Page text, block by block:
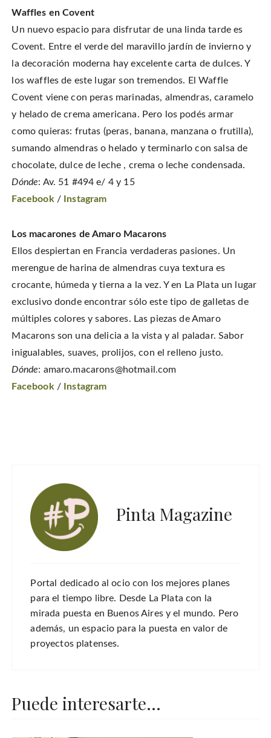
Waffles en Covent
Un nuevo espacio para disfrutar de una linda tarde es
Covent. Entre el verde del maravillo jardín de invierno y
la decoración moderna hay excelente carta de dulces. Y
los waffles de este lugar son tremendos. El Waffle
Covent viene con peras marinadas, almendras, caramelo
y helado de crema americana. Pero los podés armar
como quieras: frutas (peras, banana, manzana o frutilla),
sumando almendras o helado y terminarlo con salsa de
chocolate, dulce de leche , crema o leche condensada.
Dónde: Av. 51 #494 e/ 4 y 15
Facebook / Instagram
Los macarones de Amaro Macarons
Ellos despiertan en Francia verdaderas pasiones. Un
merengue de harina de almendras cuya textura es
crocante, húmeda y tierna a la vez. Y en La Plata un lugar
exclusivo donde encontrar sólo este tipo de galletas de
múltiples colores y sabores. Las piezas de Amaro
Macarons son una delicia a la vista y al paladar. Sabor
inigualables, suaves, prolijos, con el relleno justo.
Dónde: amaro.macarons@hotmail.com
Facebook / Instagram
Pinta Magazine
Portal dedicado al ocio con los mejores planes
para el tiempo libre. Desde La Plata con la
mirada puesta en Buenos Aires y el mundo. Pero
además, un espacio para la puesta en valor de
proyectos platenses.
Puede interesarte...